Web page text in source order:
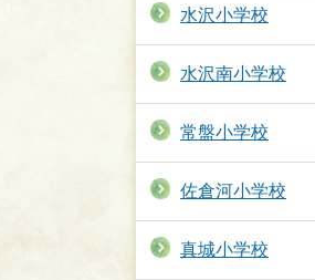
水沢小学校
水沢南小学校
常盤小学校
佐倉河小学校
真城小学校